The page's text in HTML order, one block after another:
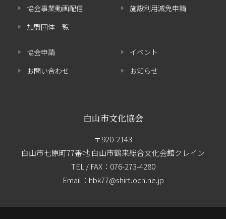
協会事業動画配信
加盟団体一覧
施設利用減免申請
協会申請
お問い合わせ
イベント
お知らせ
白山市文化協会
〒920-2143
白山市七原町77番地 白山市鶴来総合文化会館クレイン
TEL / FAX： 076-273-4280
Email：hbk77@shirt.ocn.ne.jp